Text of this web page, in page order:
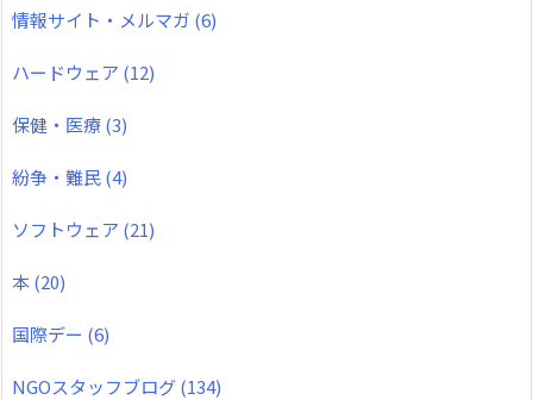
情報サイト・メルマガ (6)
ハードウェア (12)
保健・医療(3)
紛争・難民(4)
ソフトウェア (21)
本(20)
国際デー (6)
NGOスタッフブログ(134)